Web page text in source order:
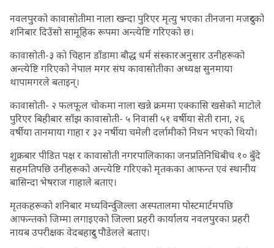
नवलपुरको कावासोतीमा नाला खन्दा पुरिएर मृत्यु भएका तीनजना मजदुरको
शनिबार दिउँसो सामूहिक रूपमा अन्त्येष्टि गरिएको छ।
कावासोती-३ को चिहान डाँडामा बौद्ध धर्म संस्कारअनुसार उनीहरूको
अन्त्येष्टि गरिएको नेपाल मगर संघ कावासोतीका अध्यक्ष सुनमाया
थापामगरले बताइन्।
कावासोती- २ फलफूल चोकमा नाला खन्ने क्रममा एक्कासि खसेको माटोले
पुरिएर बिहीबार साँझ कावासोती- ५ निवासी ५१ वर्षीया सेती राना, २६
वर्षीया तानमाया गाहा र ३२ नर्षीया चमेली दर्लामीको निधन भएको थियो।
शुक्रबार पीडित पक्ष र कावासोती नगरपालिकाका जनप्रतिनिधिबीच १० बुँदे
सहमतिपछि उनीहरूको अन्त्येष्टि गरिएको मृतकका आफन्त एवं स्थानीय
बासिन्दा भेषराज गाहाले बताए।
मृतकहरूको शनिबार मध्यविन्दु जिल्ला अस्पतालमा पोस्टमार्टमपछि
आफन्तको जिम्मा लगाइएको जिल्ला प्रहरी कार्यालय नवलपुरका प्रहरी
नायब उपरीक्षक वेदबहादुर पौडेलले बताए।